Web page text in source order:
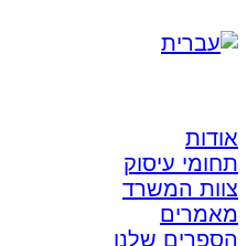
אודות
תחומי עיסוק
צוות המשרד
מאמרים
הספרים שלנו